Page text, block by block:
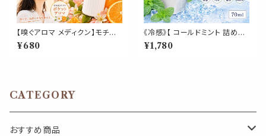
【嗅ぐアロマ メディクン】モチベ
ーション｜マンダリンオレンジ×
ベルガモット×柚子 前向きなシト
ト
¥680
《冷感》【 コールドミント 詰め替
え用 70ml 】マスク & ピロー ア
ロマ｜ペパーミント 国産天然薄
¥1,780
CATEGORY
おすすめ商品